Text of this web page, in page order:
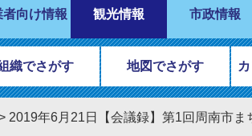
者向け情報 観光情報 市政情報
織でさがす 地図でさがす
2019年6月21日【会議録】第1回周南市ま